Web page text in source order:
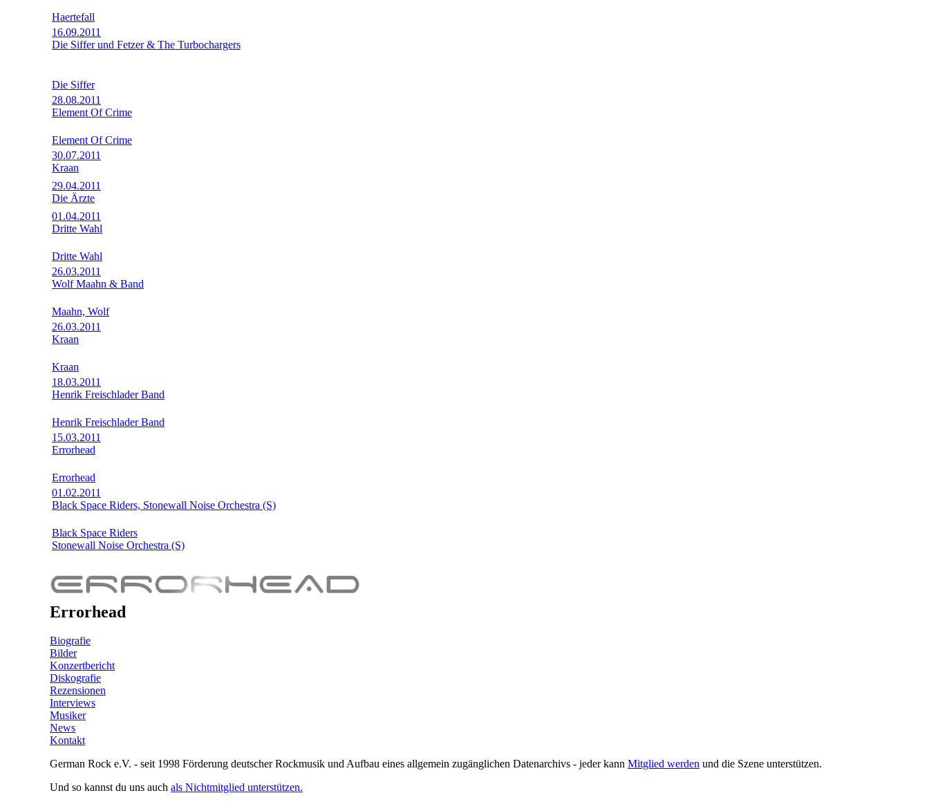
Haertefall
16.09.2011
Die Siffer und Fetzer & The Turbochargers
Die Siffer
28.08.2011
Element Of Crime
Element Of Crime
30.07.2011
Kraan
29.04.2011
Die Ärzte
01.04.2011
Dritte Wahl
Dritte Wahl
26.03.2011
Wolf Maahn & Band
Maahn, Wolf
26.03.2011
Kraan
Kraan
18.03.2011
Henrik Freischlader Band
Henrik Freischlader Band
15.03.2011
Errorhead
Errorhead
01.02.2011
Black Space Riders, Stonewall Noise Orchestra (S)
Black Space Riders
Stonewall Noise Orchestra (S)
Errorhead
Biografie
Bilder
Konzertbericht
Diskografie
Rezensionen
Interviews
Musiker
News
Kontakt
German Rock e.V. - seit 1998 Förderung deutscher Rockmusik und Aufbau eines allgemein zugänglichen Datenarchivs - jeder kann Mitglied werden und die Szene unterstützen.
Und so kannst du uns auch als Nichtmitglied unterstützen.